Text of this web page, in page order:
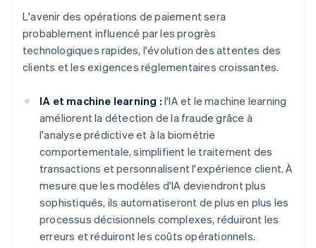
L'avenir des opérations de paiement sera
probablement influencé par les progrès
technologiques rapides, l'évolution des attentes des
clients et les exigences réglementaires croissantes.
IA et machine learning : l'IA et le machine learning
améliorent la détection de la fraude grâce à
l'analyse prédictive et à la biométrie
comportementale, simplifient le traitement des
transactions et personnalisent l'expérience client. À
mesure que les modèles d'IA deviendront plus
sophistiqués, ils automatiseront de plus en plus les
processus décisionnels complexes, réduiront les
erreurs et réduiront les coûts opérationnels.